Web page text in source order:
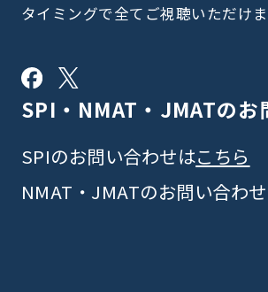
タイミングで全てご視聴いただけま
SPI・NMAT・JMATのお
SPIのお問い合わせはこちら
NMAT・JMATのお問い合わ